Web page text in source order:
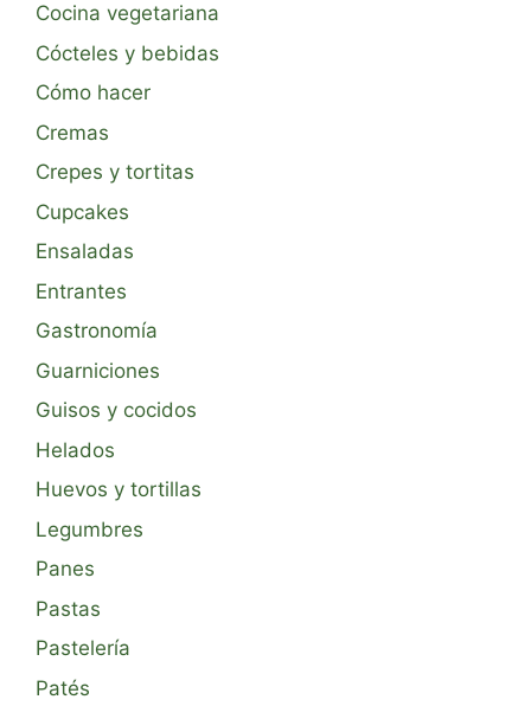
Cocina vegetariana
Cócteles y bebidas
Cómo hacer
Cremas
Crepes y tortitas
Cupcakes
Ensaladas
Entrantes
Gastronomía
Guarniciones
Guisos y cocidos
Helados
Huevos y tortillas
Legumbres
Panes
Pastas
Pastelería
Patés